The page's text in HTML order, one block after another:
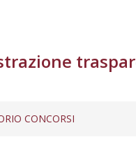
CONCORSI